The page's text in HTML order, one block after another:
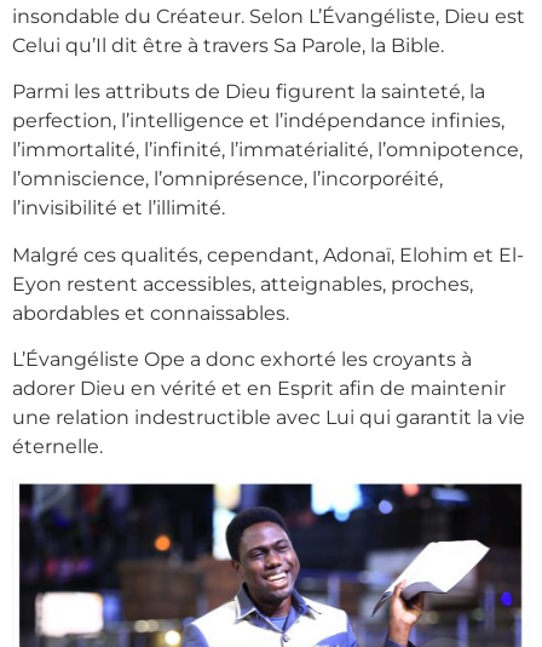
insondable du Créateur. Selon L’Évangéliste, Dieu est
Celui qu’Il dit être à travers Sa Parole, la Bible.
Parmi les attributs de Dieu figurent la sainteté, la
perfection, l’intelligence et l’indépendance infinies,
l’immortalité, l’infinité, l’immatérialité, l’omnipotence,
l’omniscience, l’omniprésence, l’incorporéité,
l’invisibilité et l’illimité.
Malgré ces qualités, cependant, Adonaï, Elohim et El-
Eyon restent accessibles, atteignables, proches,
abordables et connaissables.
L’Évangéliste Ope a donc exhorté les croyants à
adorer Dieu en vérité et en Esprit afin de maintenir
une relation indestructible avec Lui qui garantit la vie
éternelle.